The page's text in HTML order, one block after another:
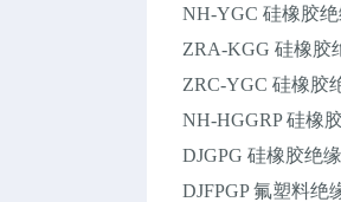
NH-YGC 硅橡胶
ZRA-KGG 硅橡胶
ZRC-YGC 硅橡胶
NH-HGGRP 硅橡
DJGPG 硅橡胶绝
DJFPGP 氟塑料